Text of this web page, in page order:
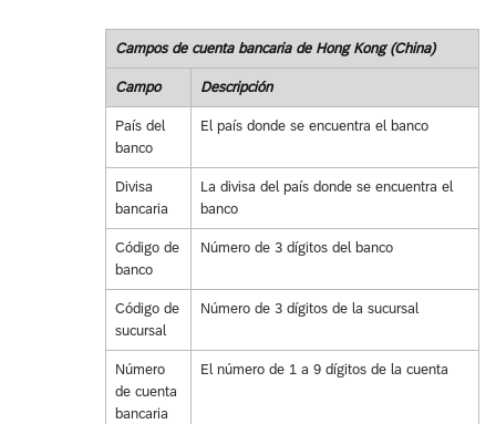
Campos de cuenta bancaria de Hong Kong (China)
Campo Descripción
País del
banco
El país donde se encuentra el banco
Divisa
bancaria
La divisa del país donde se encuentra el
banco
Código de
banco
Número de 3 dígitos del banco
Código de
sucursal
Número de 3 dígitos de la sucursal
Número
de cuenta
bancaria
El número de 1 a 9 dígitos de la cuenta